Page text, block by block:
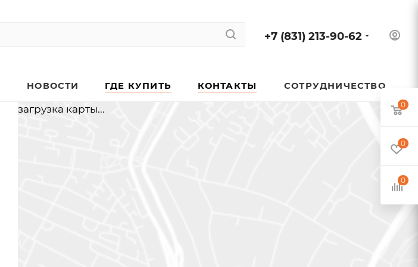
+7 (831) 213-90-62
НОВОСТИ ГДЕ КУПИТЬ КОНТАКТЫ СОТРУДНИЧЕСТВО
загрузка карты... 0
0
0